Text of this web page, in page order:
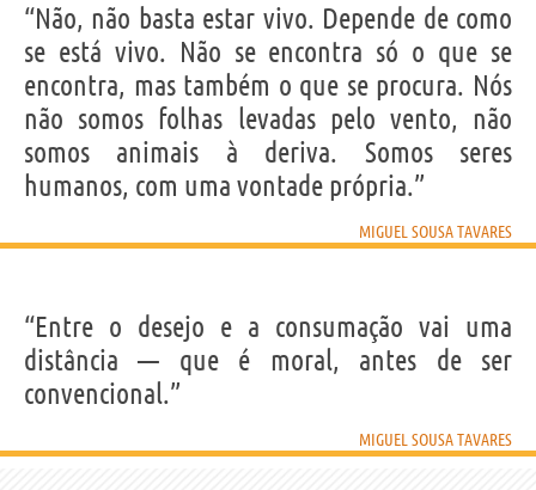
“Não, não basta estar vivo. Depende de como
se está vivo. Não se encontra só o que se
encontra, mas também o que se procura. Nós
não somos folhas levadas pelo vento, não
somos animais à deriva. Somos seres
humanos, com uma vontade própria.”
MIGUEL SOUSA TAVARES
“Entre o desejo e a consumação vai uma
distância — que é moral, antes de ser
convencional.”
MIGUEL SOUSA TAVARES